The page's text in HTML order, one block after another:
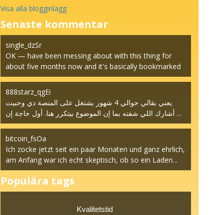
Visa alla blogginlägg
Senaste kommentar
single_dzSr
OK — have been messing about with this thing for
about five months now and it's basically bookmarked
at t...
888starz_qgEi
يعني بقالي حوالي 4 شهور بشتغل على المنصة دي وحبيت
أشارك اللي شفته بما إن الموضوع بيتكرر هنا. أول حاجة إن ...
bitcoin_fsOa
Ich zocke jetzt seit ein paar Monaten und ganz ehrlich,
am Anfang war ich echt skeptisch, ob so ein Laden...
Populära tags
Kvalitetstid